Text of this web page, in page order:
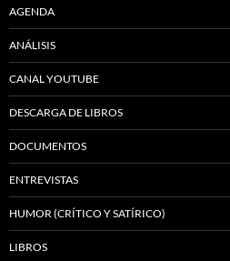
AGENDA
ANÁLISIS
CANAL YOUTUBE
DESCARGA DE LIBROS
DOCUMENTOS
ENTREVISTAS
HUMOR (CRÍTICO Y SATÍRICO)
LIBROS